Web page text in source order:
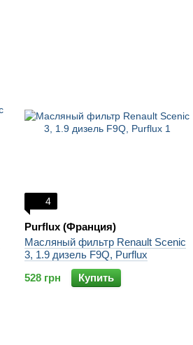
4
Purflux (Франция)
Масляный фильтр Renault Scenic
3, 1.9 дизель F9Q, Purflux
528 грн
Купить